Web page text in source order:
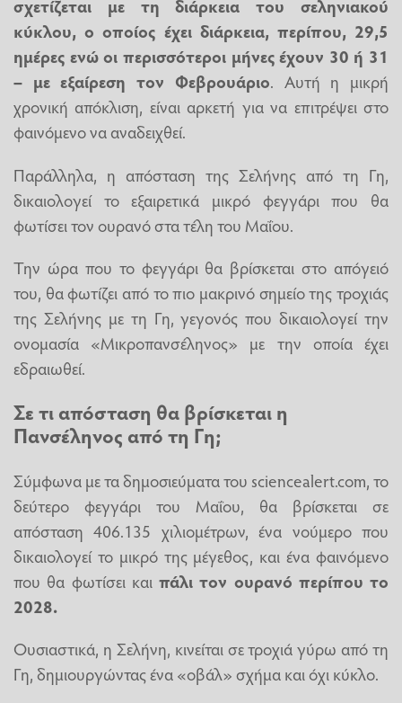
σχετίζεται με τη διάρκεια του σεληνιακού
κύκλου, ο οποίος έχει διάρκεια, περίπου, 29,5
ημέρες ενώ οι περισσότεροι μήνες έχουν 30 ή 31
– με εξαίρεση τον Φεβρουάριο. Αυτή η μικρή
χρονική απόκλιση, είναι αρκετή για να επιτρέψει στο
φαινόμενο να αναδειχθεί.
Παράλληλα, η απόσταση της Σελήνης από τη Γη,
δικαιολογεί το εξαιρετικά μικρό φεγγάρι που θα
φωτίσει τον ουρανό στα τέλη του Μαΐου.
Την ώρα που το φεγγάρι θα βρίσκεται στο απόγειό
του, θα φωτίζει από το πιο μακρινό σημείο της τροχιάς
της Σελήνης με τη Γη, γεγονός που δικαιολογεί την
ονομασία «Μικροπανσέληνος» με την οποία έχει
εδραιωθεί.
Σε τι απόσταση θα βρίσκεται η
Πανσέληνος από τη Γη;
Σύμφωνα με τα δημοσιεύματα του sciencealert.com, το
δεύτερο φεγγάρι του Μαΐου, θα βρίσκεται σε
απόσταση 406.135 χιλιομέτρων, ένα νούμερο που
δικαιολογεί το μικρό της μέγεθος, και ένα φαινόμενο
που θα φωτίσει και πάλι τον ουρανό περίπου το
2028.
Ουσιαστικά, η Σελήνη, κινείται σε τροχιά γύρω από τη
Γη, δημιουργώντας ένα «οβάλ» σχήμα και όχι κύκλο.